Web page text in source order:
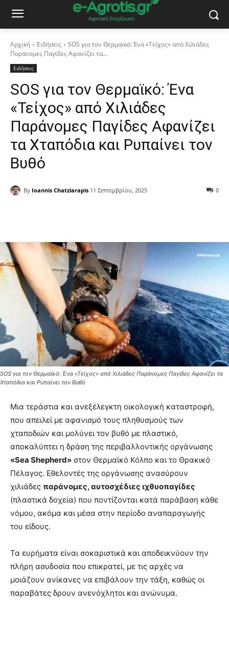
Αρχική Ειδήσεις
SOS για τον Θερμαϊκό: Ένα «Τείχος» από Χιλιάδες
Παράνομες Παγίδες Αφανίζει τα...
Ειδήσεις
SOS για τον Θερμαϊκό: Ένα
«Τείχος» από Χιλιάδες
Παράνομες Παγίδες Αφανίζει
τα Χταπόδια και Ρυπαίνει τον
Βυθό
By Ioannis Chatziarapis 11 Σεπτεμβρίου, 2025 0
SOS για τον Θερμαϊκό: Ένα «Τείχος» από Χιλιάδες Παράνομες Παγίδες Αφανίζει τα
Χταπόδια και Ρυπαίνει τον Βυθό
Μια τεράστια και ανεξέλεγκτη οικολογική καταστροφή,
που απειλεί με αφανισμό τους πληθυσμούς των
χταποδιών και μολύνει τον βυθό με πλαστικό,
αποκαλύπτει η δράση της περιβαλλοντικής οργάνωσης
«Sea Shepherd» στον Θερμαϊκό Κόλπο και το Θρακικό
Πέλαγος. Εθελοντές της οργάνωσης ανασύρουν
χιλιάδες παράνομες, αυτοσχέδιες ιχθυοπαγίδες
(πλαστικά δοχεία) που ποντίζονται κατά παράβαση κάθε
νόμου, ακόμα και μέσα στην περίοδο αναπαραγωγής
του είδους.
Τα ευρήματα είναι σοκαριστικά και αποδεικνύουν την
πλήρη ασυδοσία που επικρατεί, με τις αρχές να
μοιάζουν ανίκανες να επιβάλουν την τάξη, καθώς οι
παραβάτες δρουν ανενόχλητοι και ανώνυμα.